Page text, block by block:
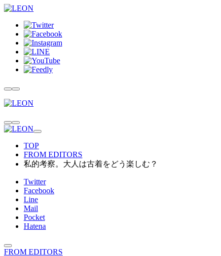
TOP
FROM EDITORS
私的考察。大人は古着をどう楽しむ？
Twitter
Facebook
Line
Mail
Pocket
Hatena
FROM EDITORS